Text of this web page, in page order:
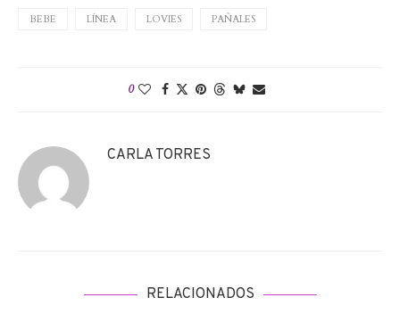
BEBE LÍNEA LOVIES PAÑALES
0
CARLA TORRES
RELACIONADOS